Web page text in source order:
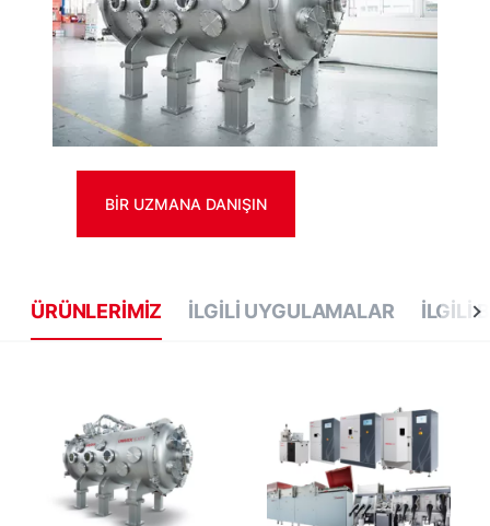
BIR UZMANA DANIŞIN
ÜRÜNLERIMIZ İLGILI UYGULAMALAR İLGILI